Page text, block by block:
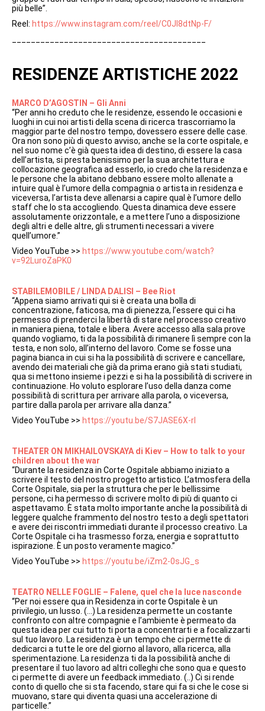
più belle”.
Reel: https://www.instagram.com/reel/C0Jl8dtNp-F/
RESIDENZE ARTISTICHE 2022
MARCO D’AGOSTIN – Gli Anni
“Per anni ho creduto che le residenze, essendo le occasioni e
luoghi in cui noi artisti della scena di ricerca trascorriamo la
maggior parte del nostro tempo, dovessero essere delle case.
Ora non sono più di questo avviso; anche se la corte ospitale, e
nel suo nome c’è già questa idea di destino, di essere la casa
dell’artista, si presta benissimo per la sua architettura e
collocazione geografica ad esserlo, io credo che la residenza e
le persone che la abitano debbano essere molto allenate a
intuire qual è l’umore della compagnia o artista in residenza e
viceversa, l’artista deve allenarsi a capire qual è l’umore dello
staff che lo sta accogliendo. Questa dinamica deve essere
assolutamente orizzontale, e a mettere l’uno a disposizione
degli altri e delle altre, gli strumenti necessari a vivere
quell’umore.”
Video YouTube >> https://www.youtube.com/watch?
v=92LuroZaPK0
STABILEMOBILE / LINDA DALISI – Bee Riot
“Appena siamo arrivati qui si è creata una bolla di
concentrazione, faticosa, ma di pienezza, l’essere qui ci ha
permesso di prenderci la libertà di stare nel processo creativo
in maniera piena, totale e libera. Avere accesso alla sala prove
quando vogliamo, ti da la possibilità di rimanere lì sempre con la
testa, e non solo, all’interno del lavoro. Come se fosse una
pagina bianca in cui si ha la possibilità di scrivere e cancellare,
avendo dei materiali che già da prima erano già stati studiati,
qua si mettono insieme i pezzi e si ha la possibilità di scrivere in
continuazione. Ho voluto esplorare l’uso della danza come
possibilità di scrittura per arrivare alla parola, o viceversa,
partire dalla parola per arrivare alla danza.”
Video YouTube >> https://youtu.be/S7JASE6X-rI
THEATER ON MIKHAILOVSKAYA di Kiev – How to talk to your
children about the war
“Durante la residenza in Corte Ospitale abbiamo iniziato a
scrivere il testo del nostro progetto artistico. L’atmosfera della
Corte Ospitale, sia per la struttura che per le bellissime
persone, ci ha permesso di scrivere molto di più di quanto ci
aspettavamo. È stata molto importante anche la possibilità di
leggere qualche frammento del nostro testo a degli spettatori
e avere dei riscontri immediati durante il processo creativo. La
Corte Ospitale ci ha trasmesso forza, energia e soprattutto
ispirazione. È un posto veramente magico.”
Video YouTube >> https://youtu.be/iZm2-0sJG_s
TEATRO NELLE FOGLIE – Falene, quel che la luce nasconde
“Per noi essere qua in Residenza in corte Ospitale è un
privilegio, un lusso. (…) La residenza permette un costante
confronto con altre compagnie e l’ambiente è permeato da
questa idea per cui tutto ti porta a concentrarti e a focalizzarti
sul tuo lavoro. La residenza è un tempo che ci permette di
dedicarci a tutte le ore del giorno al lavoro, alla ricerca, alla
sperimentazione. La residenza ti da la possibilità anche di
presentare il tuo lavoro ad altri colleghi che sono qua e questo
ci permette di avere un feedback immediato. (..) Ci si rende
conto di quello che si sta facendo, stare qui fa si che le cose si
muovano, stare qui diventa quasi una accelerazione di
particelle.”